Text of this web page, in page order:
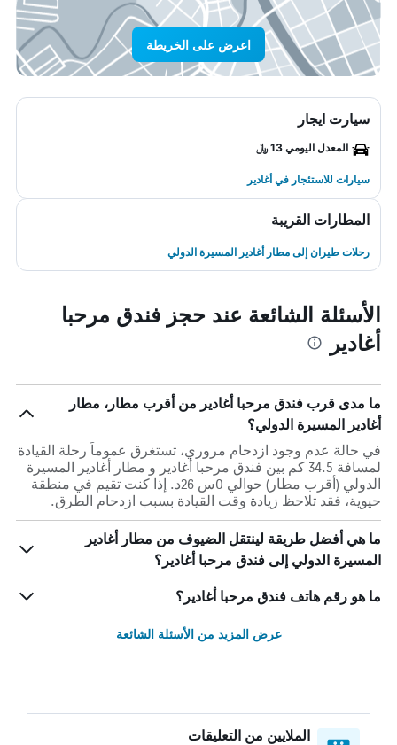
اعرض على الخريطة
سيارت ايجار
المعدل اليومي 13 ﷼
سيارات للاستئجار في أغادير
المطارات القريبة
رحلات طيران إلى مطار أغادير المسيرة الدولي
الأسئلة الشائعة عند حجز فندق مرحبا
أغادير
ما مدى قرب فندق مرحبا أغادير من أقرب مطار، مطار
أغادير المسيرة الدولي؟
في حالة عدم وجود ازدحام مروري، تستغرق عموماً رحلة القيادة
لمسافة 34.5 كم بين فندق مرحبا أغادير و مطار أغادير المسيرة
الدولي (أقرب مطار) حوالي 0س 26د. إذا كنت تقيم في منطقة
حيوية، فقد تلاحظ زيادة وقت القيادة بسبب ازدحام الطرق.
ما هي أفضل طريقة لينتقل الضيوف من مطار أغادير
المسيرة الدولي إلى فندق مرحبا أغادير؟
ما هو رقم هاتف فندق مرحبا أغادير؟
عرض المزيد من الأسئلة الشائعة
الملايين من التعليقات